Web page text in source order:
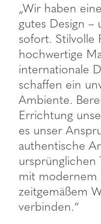
„Wir haben
gutes Design –
sofort. Stilvolle
hochwertige
internationale
schaffen ein
Ambiente.
Errichtung
es unser
authentische
ursprünglichen
mit modernem
zeitgemäßem
verbinden.“